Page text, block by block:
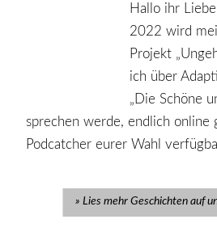
Hallo ihr
2022 wird
Projekt
ich über
„Die Schöne
sprechen werde, endlich online
Podcatcher eurer Wahl
Lies mehr Geschichten auf